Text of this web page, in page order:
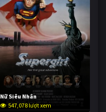
Nữ Siêu Nhân
547,078 lượt xem